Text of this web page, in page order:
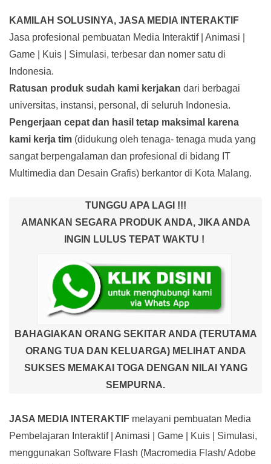
KAMILAH SOLUSINYA, JASA MEDIA INTERAKTIF
Jasa profesional pembuatan Media Interaktif | Animasi |
Game | Kuis | Simulasi, terbesar dan nomer satu di
Indonesia.
Ratusan produk sudah kami kerjakan dari berbagai
universitas, instansi, personal, di seluruh Indonesia.
Pengerjaan cepat dan hasil tetap maksimal karena
kami kerja tim (didukung oleh tenaga- tenaga muda yang
sangat berpengalaman dan profesional di bidang IT
Multimedia dan Desain Grafis) berkantor di Kota Malang.
TUNGGU APA LAGI !!!
AMANKAN SEGARA PRODUK ANDA, JIKA ANDA
INGIN LULUS TEPAT WAKTU !
BAHAGIAKAN ORANG SEKITAR ANDA (TERUTAMA
ORANG TUA DAN KELUARGA) MELIHAT ANDA
SUKSES MEMAKAI TOGA DENGAN NILAI YANG
SEMPURNA.
JASA MEDIA INTERAKTIF melayani pembuatan Media
Pembelajaran Interaktif| Animasi | Game | Kuis | Simulasi,
menggunakan Software Flash (Macromedia Flash/ Adobe